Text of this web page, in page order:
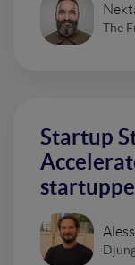
The
Startup